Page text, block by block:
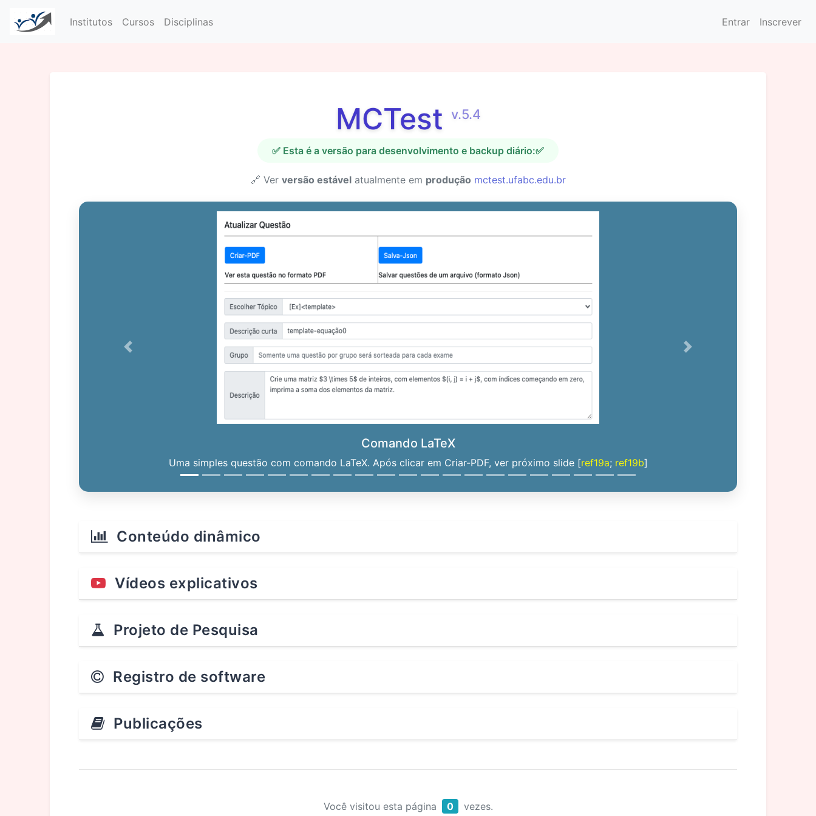
Institutos Cursos Disciplinas Entrar Inscrever
MCTest v.5.4
✅ Esta é a versão para desenvolvimento e backup diário:✅
🔗 Ver versão estávelatualmente em produção mctest.ufabc.edu.br
Comando LaTeX
Uma simples questão com comando LaTeX. Após clicar em Criar-PDF, ver próximo slide [ref19a; ref19b]
Previous Next
Conteúdo dinâmico
Vídeos explicativos
Projeto de Pesquisa
Registro de software
Publicações
Você visitou esta página 0 vezes.